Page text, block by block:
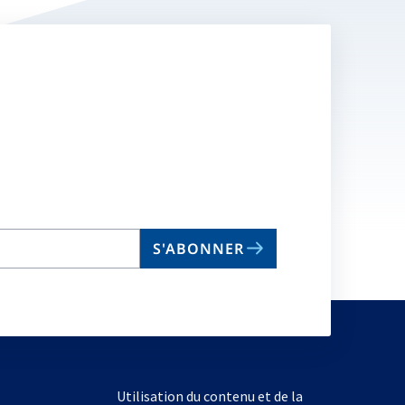
S'ABONNER
Utilisation du contenu et de la